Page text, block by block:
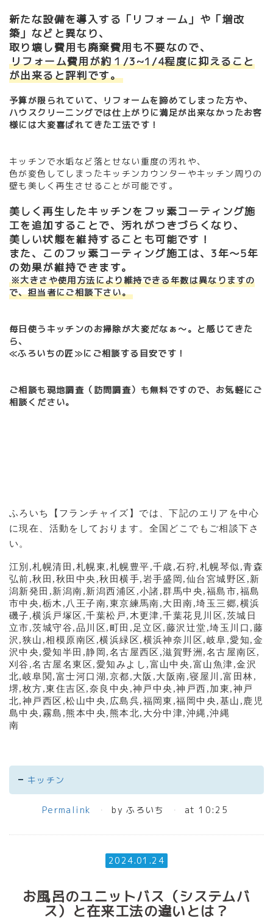
新たな設備を導入する「リフォーム」や「増改
築」などと異なり、
取り壊し費用も廃棄費用も不要なので、
リフォーム費用が約１/3~1/4程度に抑えること
が出来ると評判です。
予算が限られていて、リフォームを諦めてしまった方や、
ハウスクリーニングでは仕上がりに満足が出来なかったお客
様には大変喜ばれてきた工法です！
キッチンで水垢など落とせない重度の汚れや、
色が変色してしまったキッチンカウンターやキッチン周りの
壁も美しく再生させることが可能です。
美しく再生したキッチンをフッ素コーティング施
工を追加することで、汚れがつきづらくなり、
美しい状態を維持することも可能です！
また、このフッ素コーティング施工は、3年～5年
の効果が維持できます。
※大きさや使用方法により維持できる年数は異なりますの
で、担当者にご相談下さい。
毎日使うキッチンのお掃除が大変だなぁ～。と感じてきた
ら、
≪ふろいちの匠≫にご相談する目安です！
ご相談も現地調査（訪問調査）も無料ですので、お気軽にご
相談ください。
ふろいち【フランチャイズ】では、下記のエリアを中心
に現在、活動をしております。全国どこでもご相談下さ
い。
江別 ,札幌清田 ,札幌東,札幌豊平,千歳,石狩,札幌琴似 ,青森
弘前,秋田 ,秋田中央 ,秋田横手,岩手盛岡 ,仙台宮城野区 ,新
潟新発田 ,新潟南,新潟西浦区 ,小諸,群馬中央,福島市,福島
市中央,栃木 , 八王子南,東京練馬南,大田南,埼玉三郷,横浜
磯子,横浜戸塚区 ,千葉松戸, 木更津,千葉花見川区 ,茨城日
立市,茨城守谷,品川区 ,町田 , 足立区 ,藤沢辻堂,埼玉川口 ,藤
沢 ,狭山 ,相模原南区 ,横浜緑区 ,横浜神奈川区 ,岐阜,愛知,金
沢中央,愛知半田 ,静岡 ,名古屋西区 ,滋賀野洲 ,名古屋南区 ,
刈谷 ,名古屋名東区 ,愛知みよし ,富山中央,富山魚津,金沢
北,岐阜関 ,富士河口湖 ,京都,大阪 ,大阪南,寝屋川 ,富田林,
堺,枚方,東住吉区 ,奈良中央 ,神戸中央 ,神戸西,加東,神戸
北,神戸西区 ,松山中央, 広島呉,福岡東 ,福岡中央,基山 , 鹿児
島中央,霧島 ,熊本中央,熊本北, 大分中津,沖縄 ,沖縄
南
キッチン
Permalink by ふろいち at 10:25
2024.01.24
お風呂のユニットバス（システムバ
ス）と在来工法の違いとは？